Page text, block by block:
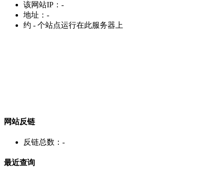
该网站IP： -
地址： -
约 - 个站点运行在此服务器上
网站反链
反链总数： -
最近查询